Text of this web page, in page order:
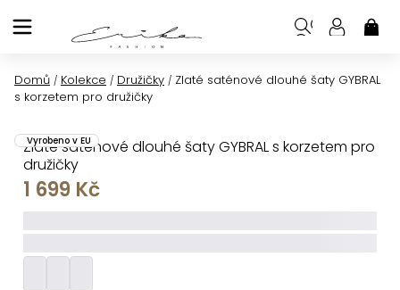
na
Domů / Kolekce / Družičky / Zlaté saténové dlouhé šaty GYBRAL
s korzetem pro družičky
Zlaté saténové dlouhé šaty GYBRAL s korzetem pro
družičky
Vyrobeno v EU
1 699 Kč